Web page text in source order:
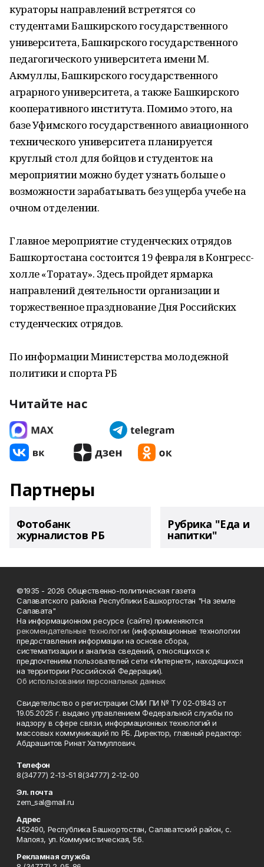
кураторы направлений встретятся со
студентами Башкирского государственного
университета, Башкирского государственного
педагогического университета имени М.
Акмуллы, Башкирского государственного
аграрного университета, а также Башкирского
кооперативного института. Помимо этого, на
базе Уфимского государственного авиационного
технического университета планируется
круглый стол для бойцов и студентов: на
мероприятии можно будет узнать больше о
возможности зарабатывать без ущерба учебе на
очном отделении.
Главное мероприятие студенческих отрядов
Башкортостана состоится 19 февраля в Конгресс-
холле «Торатау». Здесь пройдет ярмарка
направлений деятельности организации и
торжественное празднование Дня Российских
студенческих отрядов.
По информации Министерства молодежной
политики и спорта РБ
Читайте нас
Партнеры
Фотобанк
журналистов РБ
Рубрика "Еда и
напитки"
©1935 - 2026 Общественно-политическая газета
Салаватского района Республики Башкортостан "На земле
Салавата"
На информационном ресурсе (сайте) применяются
рекомендательные технологии (информационные технологии
предоставления информации на основе сбора,
систематизации и анализа сведений, относящихся к
предпочтениям пользователей сети «Интернет», находящихся
на территории Российской Федерации).
Об использовании персональных данных
Свидетельство о регистрации СМИ ПИ № ТУ 02-01843 от
19.05.2025 г. выдано управлением Федеральной службы по
надзору в сфере связи, информационных технологий и
массовых коммуникаций по РБ. Директор, главный редактор:
Абдрашитов Ринат Хатмуллович.
Телефон
8(34777) 2-13-51 8(34777) 2-12-00
Эл. почта
zem_sal@mail.ru
Адрес
452490, Республика Башкортостан, Салаватский район, с.
Малояз, ул. Коммунистическая, 56.
Рекламная служба